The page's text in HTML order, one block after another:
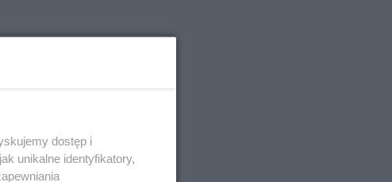
dostęp i
unikalne identyfikatory,